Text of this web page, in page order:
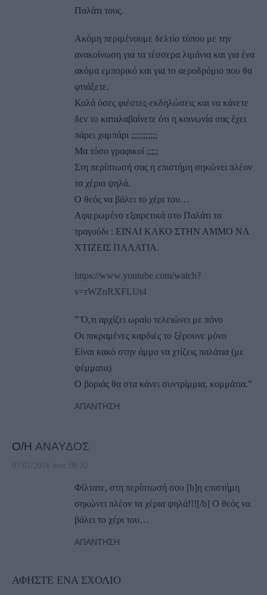
Παλάτι τους.
Ακόμη περιμένουμε δελτίο τύπου με την
ανακοίνωση για τα τέσσερα λιμάνια και για ένα
ακόμα εμπορικό και για το αεροδρόμιο που θα
φτιάξετε.
Καλά όσες φιέστες-εκδηλώσεις και να κάνετε
δεν το καταλαβαίνετε ότι η κοινωνία σας έχει
πάρει χαμπάρι ;;;;;;;;;;;
Μα τόσο γραφικοί ;;;;;
Στη περίπτωσή σας η επιστήμη σηκώνει πλέον
τα χέρια ψηλά.
Ο θεός να βάλει το χέρι του…
Αφιερωμένο εξαιρετικά στο Παλάτι το
τραγούδι : ΕΙΝΑΙ ΚΑΚΟ ΣΤΗΝ ΑΜΜΟ ΝΑ
ΧΤΙΖΕΙΣ ΠΑΛΑΤΙΑ.
https://www.youtube.com/watch?
v=rWZnRXFLUt4
” Ό,τι αρχίζει ωραίο τελειώνει με πόνο
Οι πικραμένες καρδιές το ξέρουνε μόνο
Είναι κακό στην άμμο να χτίζεις παλάτια (με
ψέμματα)
Ο βοριάς θα στα κάνει συντρίμμια, κομμάτια.”
ΑΠΆΝΤΗΣΗ
Ο/Η ΑΝΑΥΔΟΣ
07/01/2016 στις 08:22
Φίλτατε, στη περίπτωσή σου [b]η επιστήμη
σηκώνει πλέον τα χέρια ψηλά!!![/b] Ο θεός να
βάλει το χέρι του…
ΑΠΆΝΤΗΣΗ
ΑΦΉΣΤΕ ΈΝΑ ΣΧΌΛΙΟ